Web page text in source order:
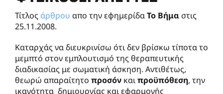
Τίτλος άρθρου απο την εφημερίδαΤο Βήμα στις
25.11.2008.
Καταρχάς να διευκρινίσω ότι δεν βρίσκω τίποτα το
μεμπτό στον εμπλουτισμό της θεραπευτικής
διαδικασίας με σωματική άσκηση. Αντιθέτως,
θεωρώ απαραίτητο προσόν καιπροϋπόθεση, την
ικανότητα δημιουργίας και εφαρμογής